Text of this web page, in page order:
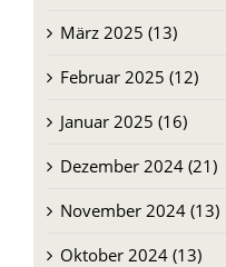
März 2025 (13)
Februar 2025 (12)
Januar 2025 (16)
Dezember 2024 (21)
November 2024 (13)
Oktober 2024 (13)